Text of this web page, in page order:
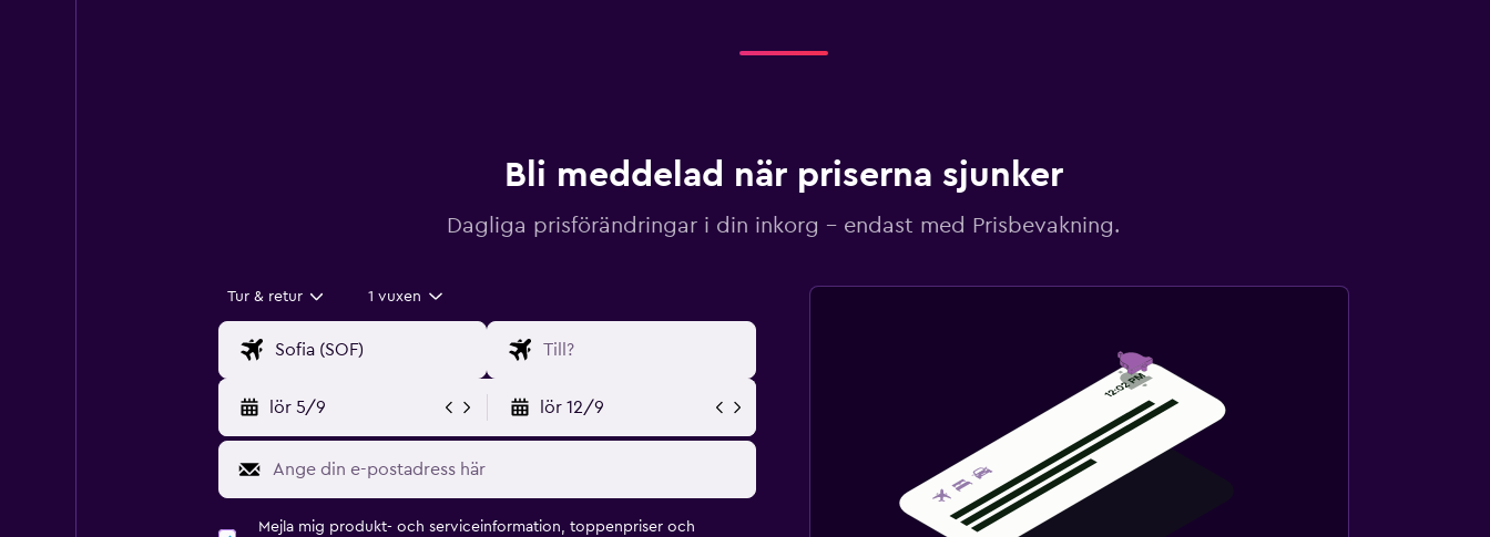
Bli meddelad när priserna sjunker
Dagliga prisförändringar i din inkorg – endast med Prisbevakning.
Tur & retur 1 vuxen
lör 5/9 lör 12/9
Mejla mig produkt- och serviceinformation, toppenpriser och